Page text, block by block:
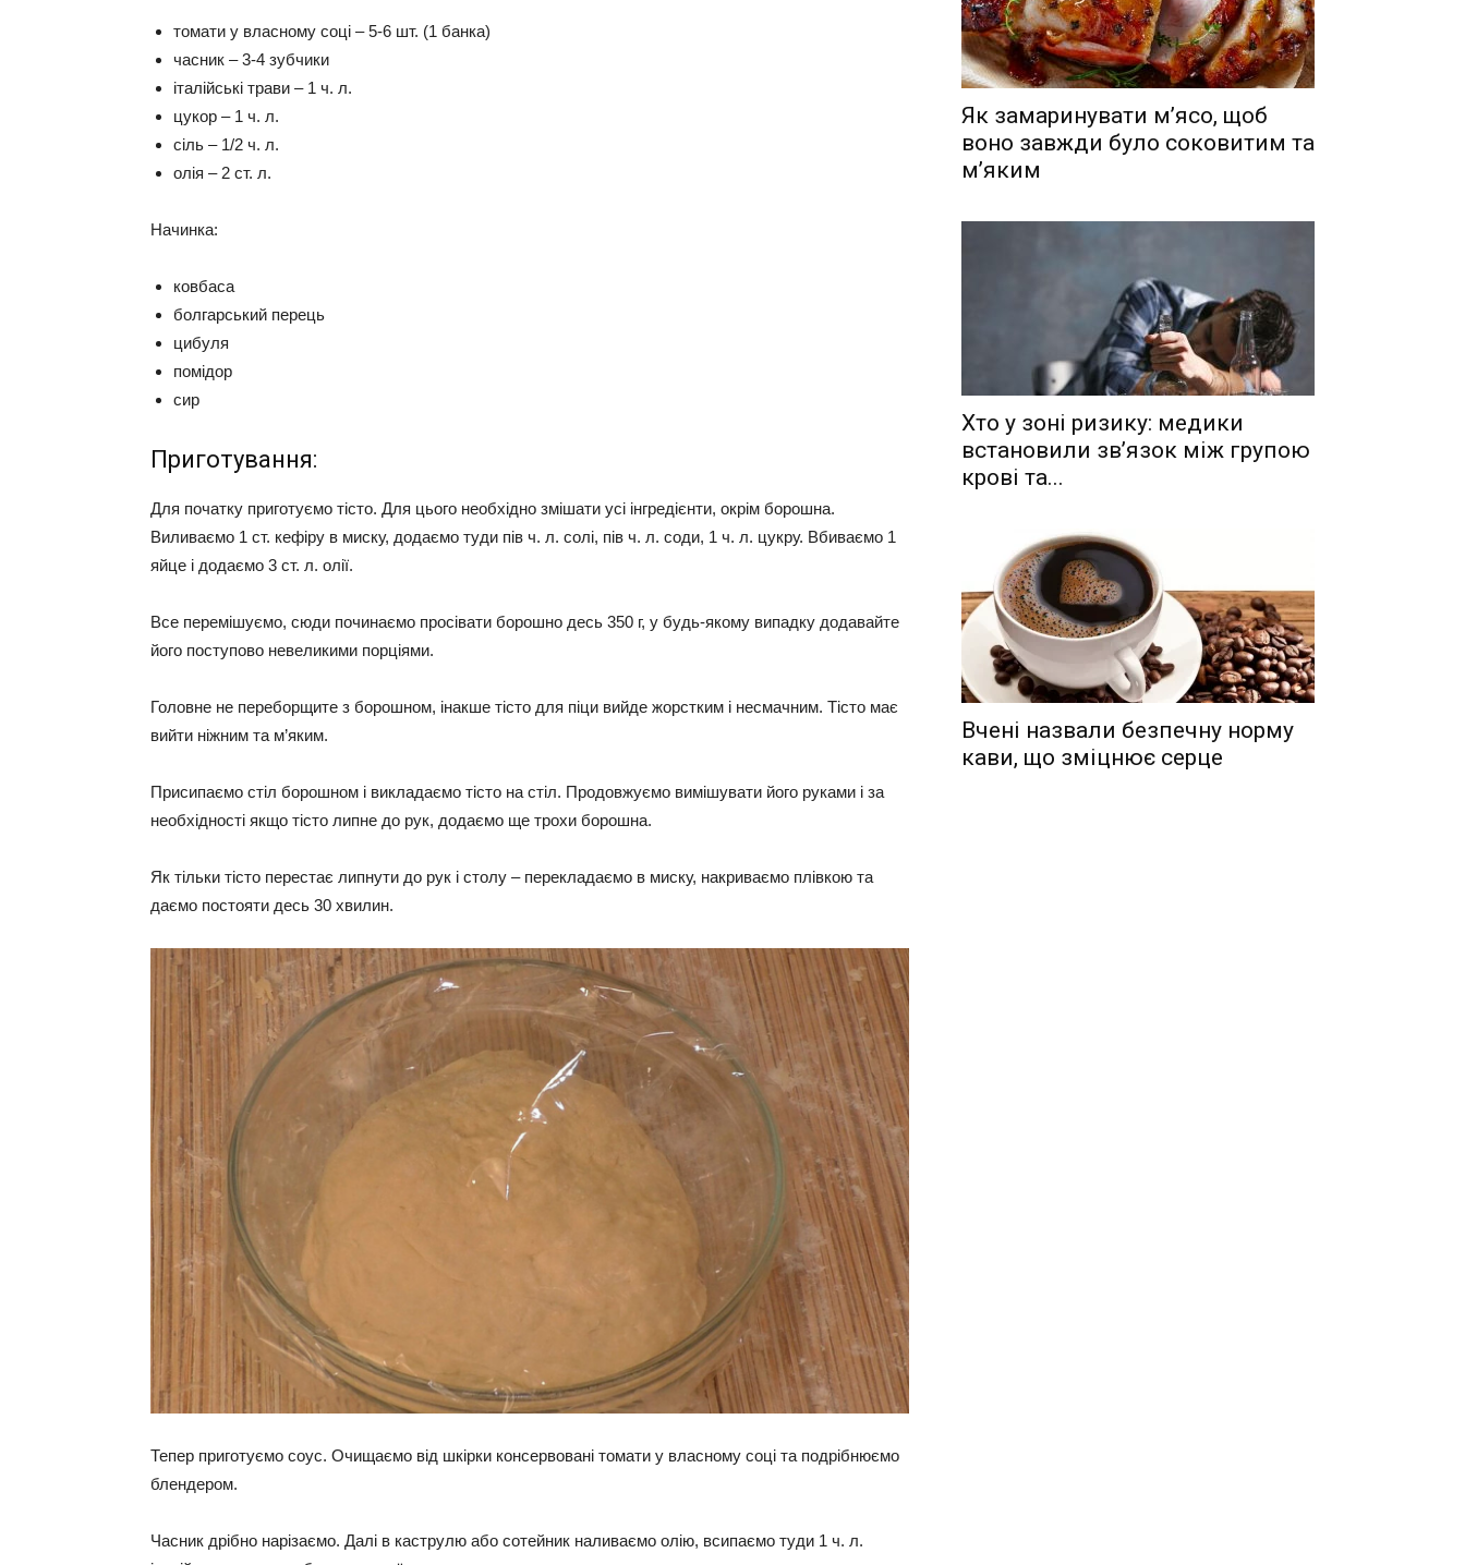
томати у власному соці – 5-6 шт. (1 банка)
часник – 3-4 зубчики
італійські трави – 1 ч. л.
цукор – 1 ч. л.
сіль – 1/2 ч. л.
олія – ​​2 ст. л.
Начинка:
ковбаса
болгарський перець
цибуля
помідор
сир
Приготування:
Для початку приготуємо тісто. Для цього необхідно змішати усі інгредієнти, окрім борошна.
Виливаємо 1 ст. кефіру в миску, додаємо туди пів ч. л. солі, пів ч. л. соди, 1 ч. л. цукру. Вбиваємо 1
яйце і додаємо 3 ст. л. олії.
Все перемішуємо, сюди починаємо просівати борошно десь 350 г, у будь-якому випадку додавайте
його поступово невеликими порціями.
Головне не переборщите з борошном, інакше тісто для піци вийде жорстким і несмачним. Тісто має
вийти ніжним та м’яким.
Присипаємо стіл борошном і викладаємо тісто на стіл. Продовжуємо вимішувати його руками і за
необхідності якщо тісто липне до рук, додаємо ще трохи борошна.
Як тільки тісто перестає липнути до рук і столу – перекладаємо в миску, накриваємо плівкою та
даємо постояти десь 30 хвилин.
Тепер приготуємо соус. Очищаємо від шкірки консервовані томати у власному соці та подрібнюємо
блендером.
Часник дрібно нарізаємо. Далі в каструлю або сотейник наливаємо олію, всипаємо туди 1 ч. л.
Як замаринувати м’ясо, щоб
воно завжди було соковитим та
м’яким
Хто у зоні ризику: медики
встановили зв’язок між групою
крові та...
Вчені назвали безпечну норму
кави, що зміцнює серце